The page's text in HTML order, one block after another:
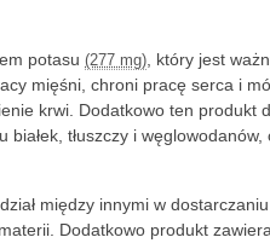
potasu (277 mg) , który jest
mięśni, chroni pracę serca i
krwi. Dodatkowo ten produkt
tłuszczy i
między innymi w
Dodatkowo produkt